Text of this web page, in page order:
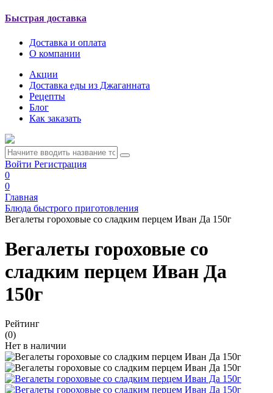
Быстрая доставка
Доставка и оплата
О компании
Акции
Доставка еды из Джаганната
Рецепты
Блог
Как заказать
Войти Регистрация
0
0
Главная
Блюда быстрого приготовления
Вегалеты гороховые со сладким перцем Иван Да 150г
Вегалеты гороховые со
сладким перцем Иван Да
150г
Рейтинг
(0)
Нет в наличии